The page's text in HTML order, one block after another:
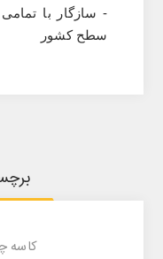
- سازگار با
سطح کشور
کاسه